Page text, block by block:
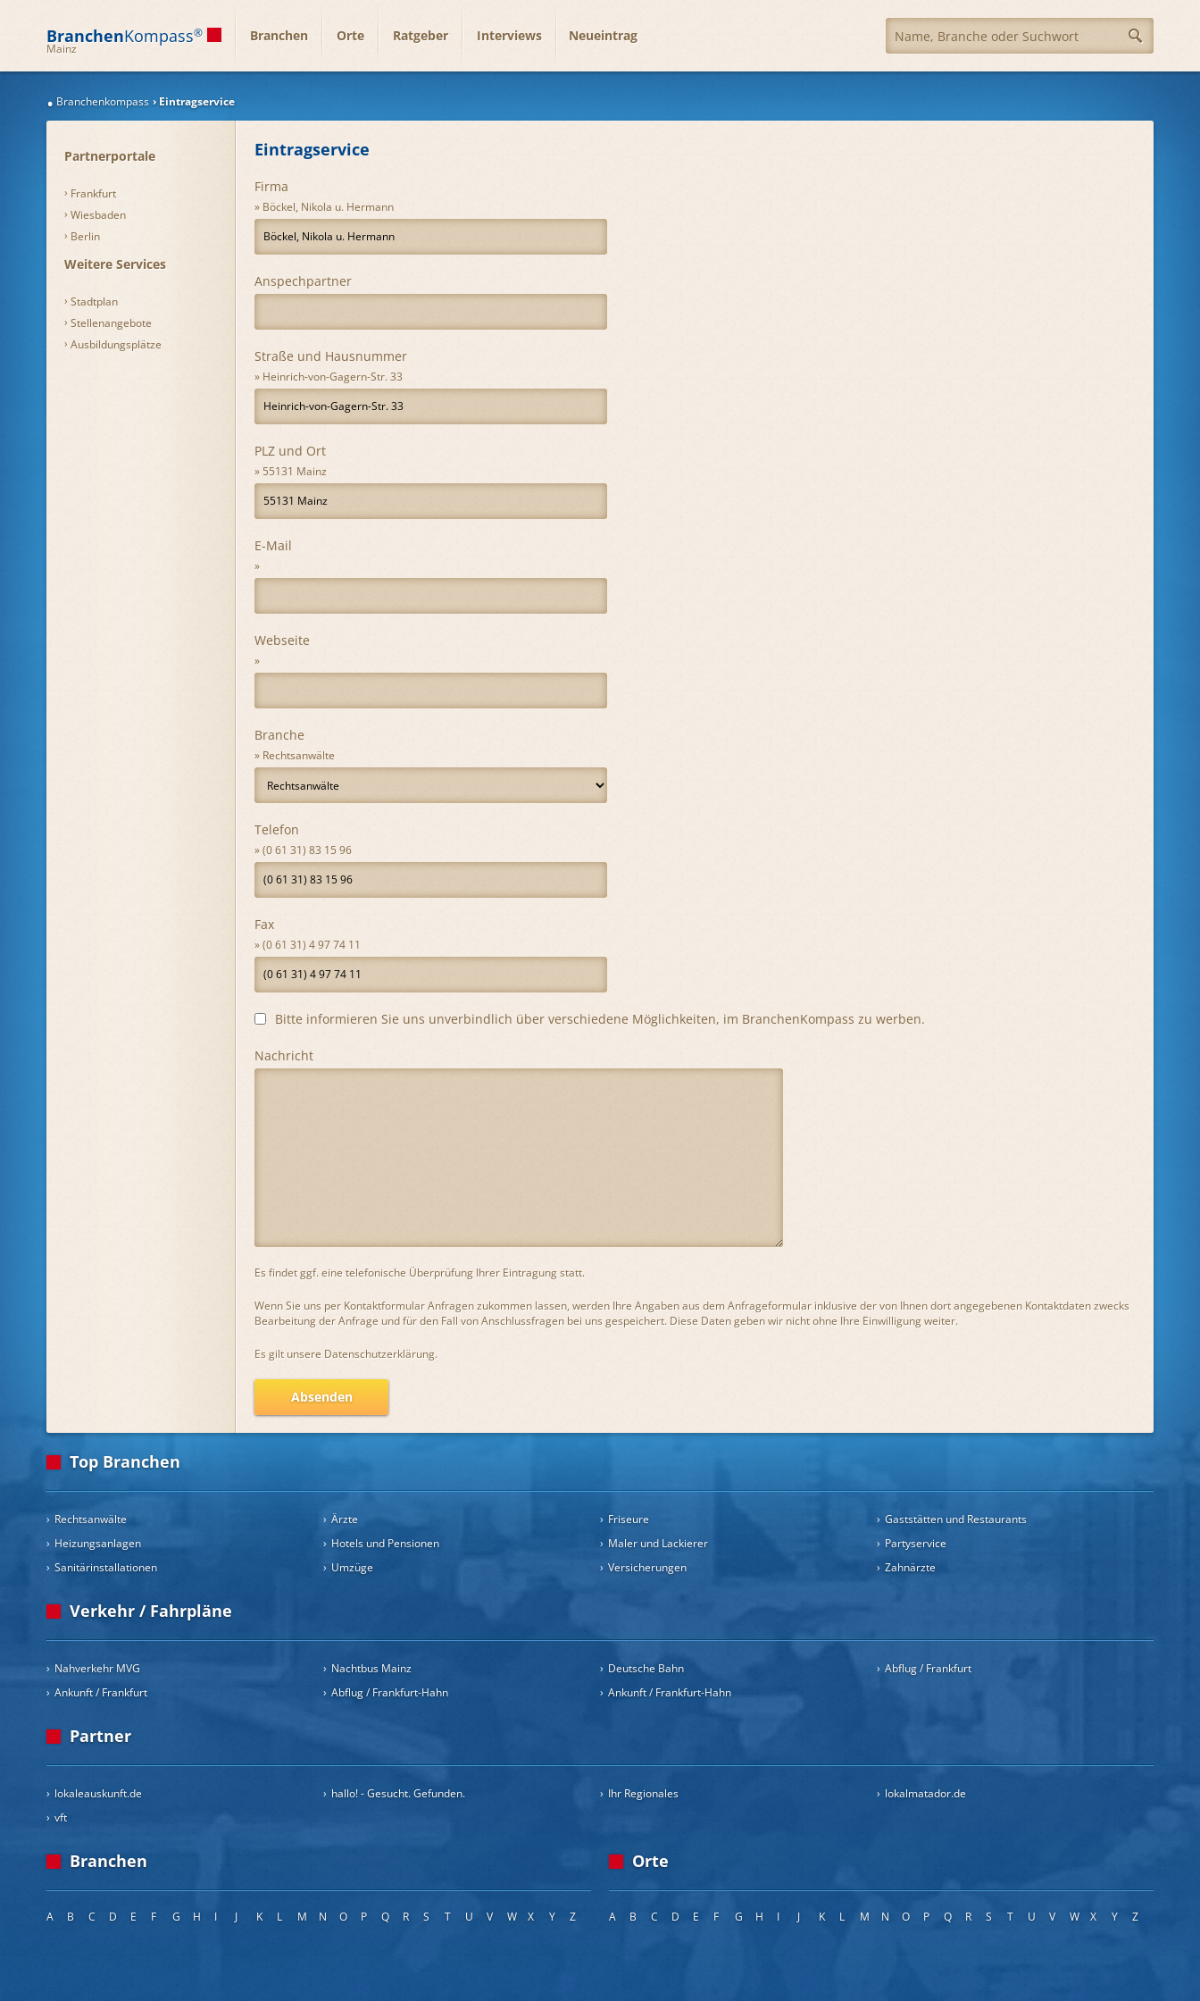
BranchenKompass®
Mainz
Branchen Orte Ratgeber Interviews Neueintrag
Branchenkompass Eintragservice
Partnerportale
Frankfurt
Wiesbaden
Berlin
Weitere Services
Stadtplan
Stellenangebote
Ausbildungsplätze
Eintragservice
Firma
Böckel, Nikola u. Hermann
Anspechpartner
Straße und Hausnummer
Heinrich-von-Gagern-Str. 33
PLZ und Ort
55131 Mainz
E-Mail
Webseite
Branche
Rechtsanwälte
Telefon
(0 61 31) 83 15 96
Fax
(0 61 31) 4 97 74 11
Bitte informieren Sie uns unverbindlich über verschiedene Möglichkeiten, im BranchenKompass zu werben.
Nachricht
Es findet ggf. eine telefonische Überprüfung Ihrer Eintragung statt.
Wenn Sie uns per Kontaktformular Anfragen zukommen lassen, werden Ihre Angaben aus dem Anfrageformular inklusive der von Ihnen dort angegebenen Kontaktdaten zwecks
Bearbeitung der Anfrage und für den Fall von Anschlussfragen bei uns gespeichert. Diese Daten geben wir nicht ohne Ihre Einwilligung weiter.
Es gilt unsere Datenschutzerklärung.
Absenden
Top Branchen
Rechtsanwälte Ärzte Friseure
Gaststätten und Restaurants
Heizungsanlagen
Hotels und Pensionen Maler und Lackierer
Partyservice
Sanitärinstallationen
Umzüge Versicherungen Zahnärzte
Verkehr / Fahrpläne
Nahverkehr MVG Nachtbus Mainz Deutsche Bahn
Abflug / Frankfurt
Ankunft / Frankfurt
Abflug / Frankfurt-Hahn Ankunft / Frankfurt-Hahn
Partner
lokaleauskunft.de hallo! - Gesucht. Gefunden. Ihr Regionales
lokalmatador.de
vft
Branchen
A B C D E F G H I J K L M N O P Q R S T U V W X Y Z
Orte
A B C D E F G H I J K L M N O P Q R S T U V W X Y Z